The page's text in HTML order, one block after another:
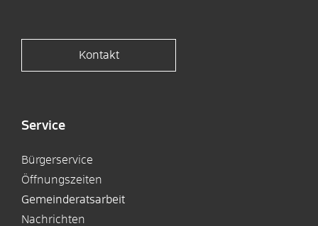
Kontakt
Service
Bürgerservice
Öffnungszeiten
Gemeinderatsarbeit
Nachrichten